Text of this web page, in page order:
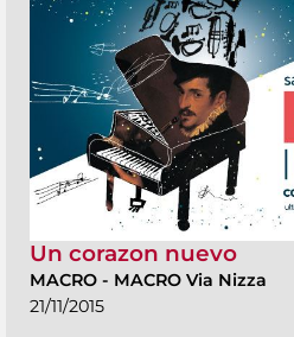
Un corazon nuevo
MACRO - MACRO Via Nizza
21/11/2015